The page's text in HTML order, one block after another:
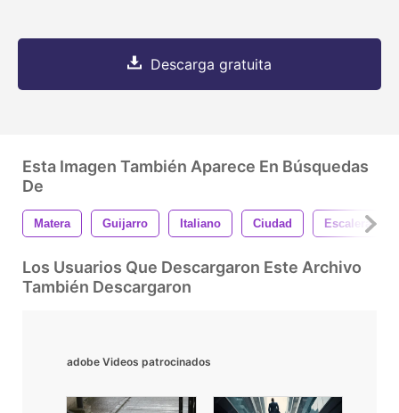
Descarga gratuita
Esta Imagen También Aparece En Búsquedas
De
Matera Guijarro Italiano Ciudad Escalera
Los Usuarios Que Descargaron Este Archivo
También Descargaron
adobe Videos patrocinados